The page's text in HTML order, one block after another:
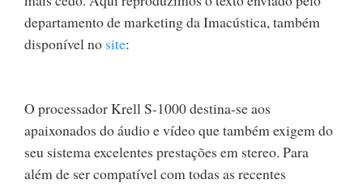
departamento de marketing da Imacústica, também
disponível no site:
O processador Krell S-1000 destina-se aos
apaixonados do áudio e vídeo que também exigem do
seu sistema excelentes prestações em stereo. Para
além de ser compatível com todas as recentes